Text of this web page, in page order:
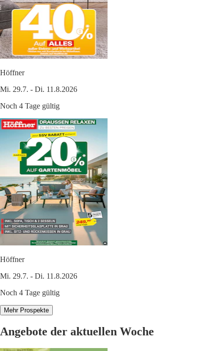
Höffner
Mi. 29.7. - Di. 11.8.2026
Noch 4 Tage gültig
Höffner
Mi. 29.7. - Di. 11.8.2026
Noch 4 Tage gültig
Mehr Prospekte
Angebote der aktuellen Woche